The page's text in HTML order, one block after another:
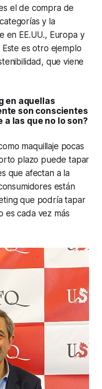
el de compra de
y la
en EE.UU., Europa y
es otro ejemplo
que viene
en aquellas
son conscientes
las que no lo son?
maquillaje pocas
plazo puede tapar
que afectan a la
están
que podría tapar
es cada vez más